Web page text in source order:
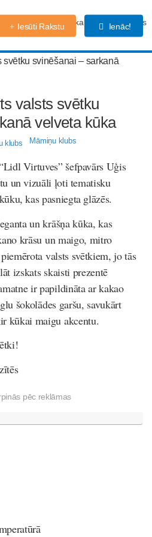
Grūtniecības kalendārs Forums
Iesūti Rakstu Ienāc!
valsts svētku
velveta kūka
Māmiņu klubs
Virtuves” šefpavārs Uģis
un vizuāli ļoti tematisku
kas pasniegta glāzēs.
un krāšņa kūka, kas
krāsu un maigo, mitro
valsts svētkiem, jo tās
izskats skaisti prezentē
ir papildināta ar kakao
šokolādes garšu, savukārt
kūkai maigu akcentu.
pēc reklāmas